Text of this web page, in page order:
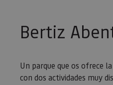
Bertiz
Un parque que os ofrece
con dos actividades muy